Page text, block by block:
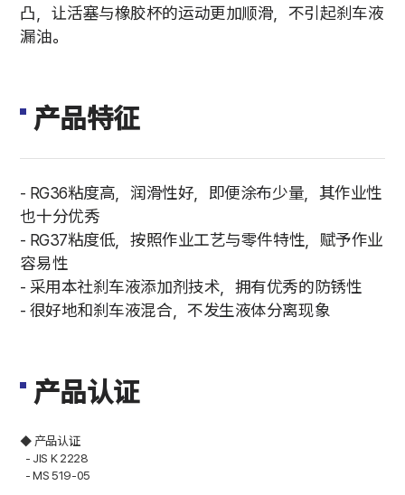
凸，让活塞与橡胶杯的运动更加顺滑，不引起刹车液
漏油。
产品特征
- RG36粘度高，润滑性好，即便涂布少量，其作业性
也十分优秀
- RG37粘度低，按照作业工艺与零件特性，赋予作业
容易性
- 采用本社刹车液添加剂技术，拥有优秀的防锈性
- 很好地和刹车液混合，不发生液体分离现象
产品认证
◆ 产品认证
- JIS K 2228
- MS 519-05